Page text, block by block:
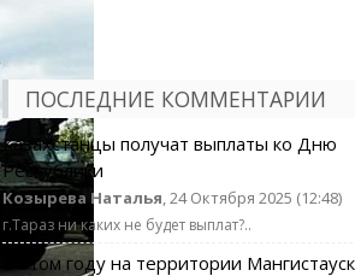
ПОСЛЕДНИЕ КОММЕНТАРИИ
Казахстанцы получат выплаты ко Дню
Республики
Козырева Наталья, 24 Октября 2025 (12:48)
г.Тараз ни каких не будет выплат?..
В этом году на территории